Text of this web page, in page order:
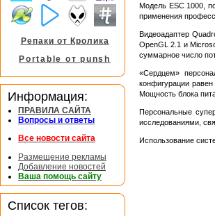
Модель ESC 1000,
применения
Видеоадаптер
OpenGL 2.1 и
суммарное число
«Сердцем»
конфигурации
Мощность блока
Персональные
исследованиями,
Использование
Репаки от Кролика
Portable от punsh
Информация:
ПРАВИЛА САЙТА
Вопросы и ответы
Все новости сайта
Размещение рекламы
Добавление новостей
Ваша помощь сайту
Список тегов: